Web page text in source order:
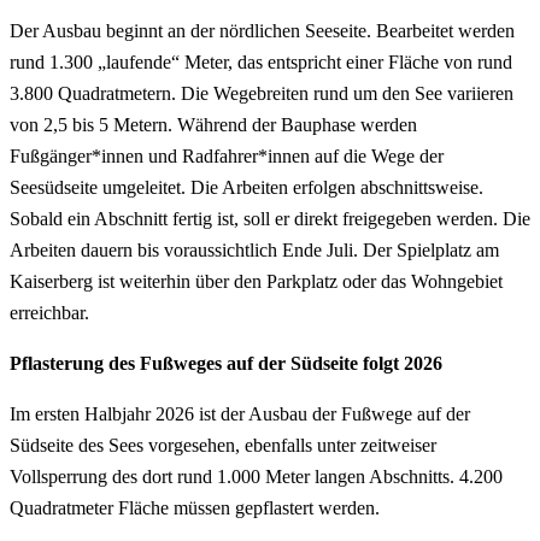
Der Ausbau beginnt an der nördlichen Seeseite. Bearbeitet werden
rund 1.300 „laufende“ Meter, das entspricht einer Fläche von rund
3.800 Quadratmetern. Die Wegebreiten rund um den See variieren
von 2,5 bis 5 Metern. Während der Bauphase werden
Fußgänger*innen und Radfahrer*innen auf die Wege der
Seesüdseite umgeleitet. Die Arbeiten erfolgen abschnittsweise.
Sobald ein Abschnitt fertig ist, soll er direkt freigegeben werden. Die
Arbeiten dauern bis voraussichtlich Ende Juli. Der Spielplatz am
Kaiserberg ist weiterhin über den Parkplatz oder das Wohngebiet
erreichbar.
Pflasterung des Fußweges auf der Südseite folgt 2026
Im ersten Halbjahr 2026 ist der Ausbau der Fußwege auf der
Südseite des Sees vorgesehen, ebenfalls unter zeitweiser
Vollsperrung des dort rund 1.000 Meter langen Abschnitts. 4.200
Quadratmeter Fläche müssen gepflastert werden.